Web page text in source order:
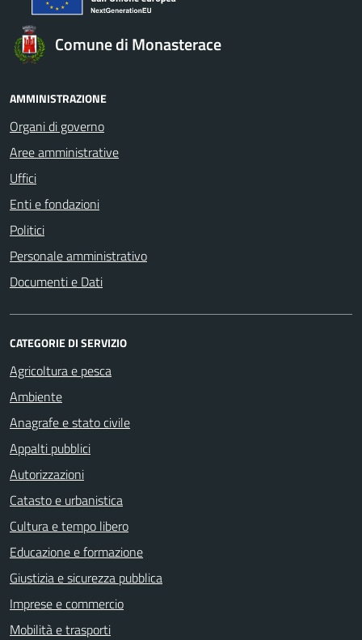
Comune di Monasterace
AMMINISTRAZIONE
Organi di governo
Aree amministrative
Uffici
Enti e fondazioni
Politici
Personale amministrativo
Documenti e Dati
CATEGORIE DI SERVIZIO
Agricoltura e pesca
Ambiente
Anagrafe e stato civile
Appalti pubblici
Autorizzazioni
Catasto e urbanistica
Cultura e tempo libero
Educazione e formazione
Giustizia e sicurezza pubblica
Imprese e commercio
Mobilità e trasporti